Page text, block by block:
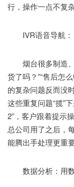
行，操作一点不复杂
IVR语音导航：
烟台很多制造、
货了吗？”“售后怎
的复杂问题反而没
这些重复问题“揽”
2”，客户跟着提示
总公司用了之后，
能腾出手处理更重
数据分析：用数